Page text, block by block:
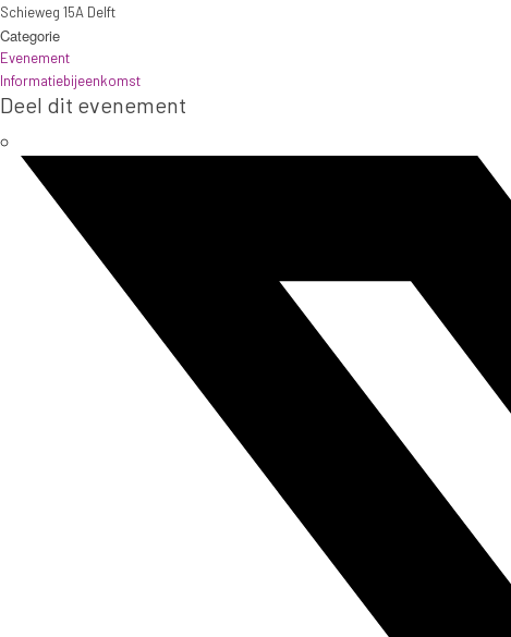
Schieweg 15A Delft
Categorie
Evenement
Informatiebijeenkomst
Deel dit evenement